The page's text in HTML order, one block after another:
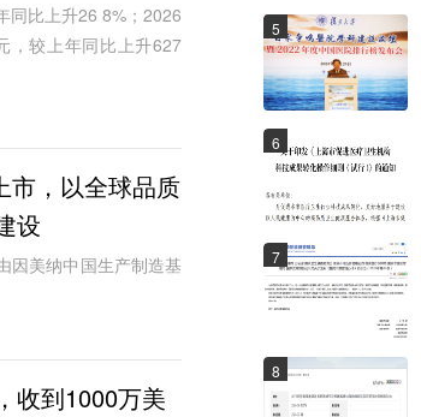
同比上升26 8%；2026
，较上年同比上升627
市，以全球品质
设
因美纳中国生产制造基
收到1000万美
5
6
7
8